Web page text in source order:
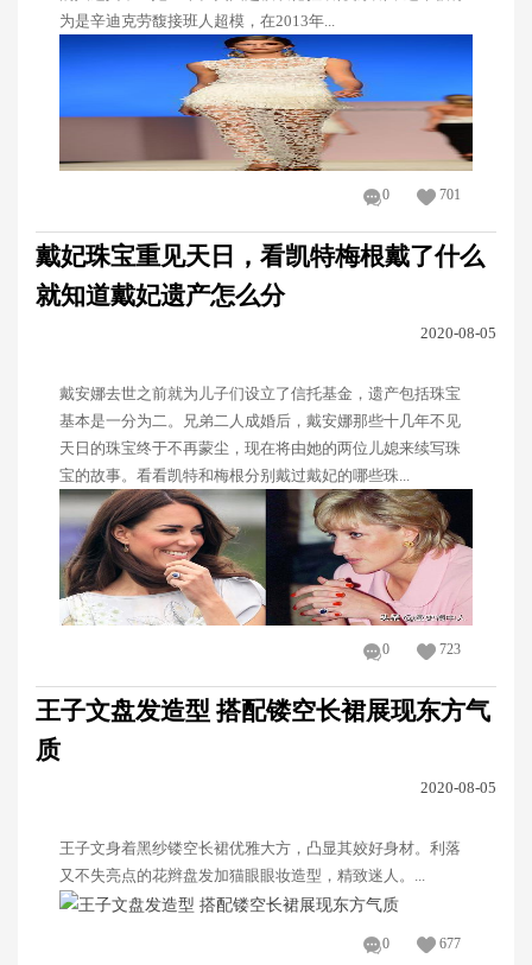
为是辛迪克劳馥接班人超模，在2013年...
0 701
戴妃珠宝重见天日，看凯特梅根戴了什么
就知道戴妃遗产怎么分
2020-08-05
戴安娜去世之前就为儿子们设立了信托基金，遗产包括珠宝
基本是一分为二。兄弟二人成婚后，戴安娜那些十几年不见
天日的珠宝终于不再蒙尘，现在将由她的两位儿媳来续写珠
宝的故事。看看凯特和梅根分别戴过戴妃的哪些珠...
0 723
王子文盘发造型 搭配镂空长裙展现东方气
质
2020-08-05
王子文身着黑纱镂空长裙优雅大方，凸显其姣好身材。利落
又不失亮点的花辫盘发加猫眼眼妆造型，精致迷人。...
0 677